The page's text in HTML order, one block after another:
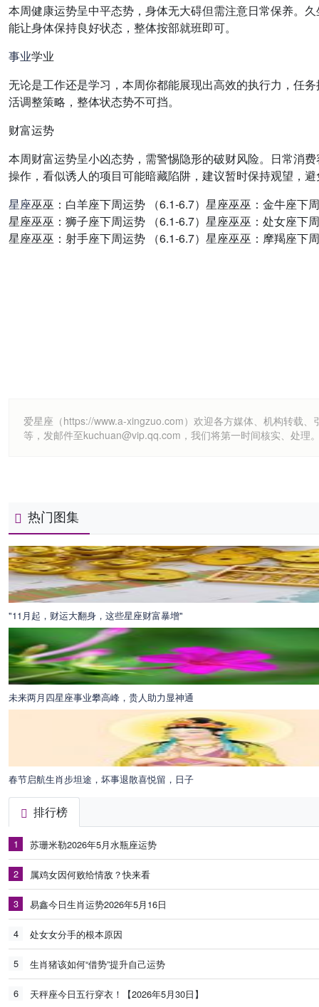
本周健康运势呈中平态势，身体无大碍但需注意日常保养。
能让身体保持良好状态，整体按部就班即可。
事业学业
无论是工作还是学习，本周你都能展现出高效的执行力，任
活调整策略，整体状态势不可挡。
财富运势
本周财富运势呈小凶态势，需警惕隐形的破财风险。日常消
操作，看似诱人的项目可能暗藏陷阱，建议暂时保持观望，
星座巫巫：白羊座下周运势 （6.1-6.7）星座巫巫：金牛座下
星座巫巫：狮子座下周运势 （6.1-6.7）星座巫巫：处女座下
星座巫巫：射手座下周运势 （6.1-6.7）星座巫巫：摩羯座下
爱星座（https://www.a-xingzuo.com）欢迎各方媒体、机构转载
等，发邮件至kuchuan@vip.qq.com，我们将第一时间核实、处理
热门图集
"11月起，财运大翻身，这些星座财富暴增"
未来两月四星座事业攀高峰，贵人助力显神通
春节启航生肖步坦途，坏事退散喜悦留，日子
排行榜
1 苏珊米勒2026年5月水瓶座运势
2 属鸡女因何败给情敌？快来看
3 易鑫今日生肖运势2026年5月16日
4 处女女分手的根本原因
5 生肖猪该如何“借势”提升自己运势
6 天秤座今日五行穿衣！【2026年5月30日】